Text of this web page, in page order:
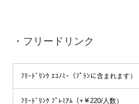
・フリードリンク
ﾌﾘｰﾄﾞﾘﾝｸ ｴｺﾉﾐｰ（ﾌﾟﾗﾝに含まれます）
ﾌﾘｰﾄﾞﾘﾝｸ ﾌﾟﾚﾐｱﾑ（+￥220/人数）